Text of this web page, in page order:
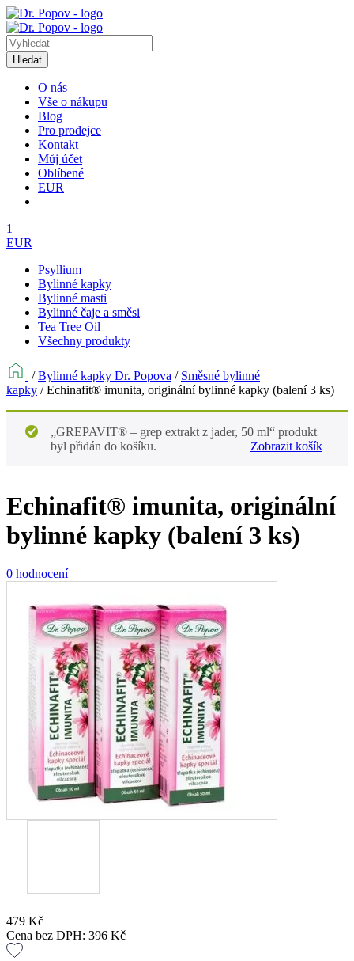
Hledat
O nás
Vše o nákupu
Blog
Pro prodejce
Kontakt
Můj účet
Oblíbené
EUR
1
EUR
Psyllium
Bylinné kapky
Bylinné masti
Bylinné čaje a směsi
Tea Tree Oil
Všechny produkty
/Bylinné kapky Dr. Popova / Směsné bylinné
kapky /Echinafit® imunita, originální bylinné kapky (balení 3 ks)
„GREPAVIT® – grep extrakt z jader, 50 ml“ produkt
byl přidán do košíku.
Zobrazit košík
Echinafit® imunita, originální
bylinné kapky (balení 3 ks)
0 hodnocení
479 Kč
Cena bez DPH: 396 Kč